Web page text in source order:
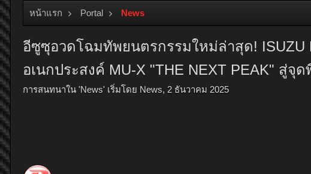
หน้าแรก Portal News
อีซูซุอวดโฉมทัพยนตรกรรมใหม่ล่าสุด! ISUZU
อเนกประสงค์ MU-X "THE NEXT PEAK" สู่
การสนทนาใน 'News' เริ่มโดย News, 2 ธันวาคม 2025